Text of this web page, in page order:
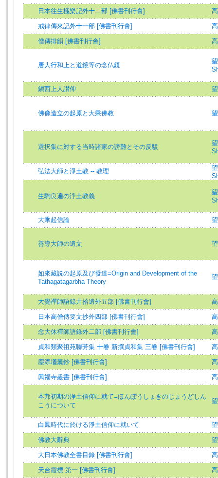
日本往生極樂記外十二部 [佛書刊行會]
戒律傳來記外十一部 [佛書刊行會]
僧傳排韻 [佛書刊行會]
唐大行和上と道鏡等の念仏鏡
鎭西上人讃仰
佛像造立の起原と大乘佛教
選択集に対する当時諸家の謗難とその反駁
弘法大師と淨土教 -- 教理
生駒良遍の浄土教義
大乘起信論
善導大師の遺文
如來藏説の起原及び發達=Origin and Development of the
Tathagatagarbha Theory
大覺禪師語錄井拾遺外五部 [佛書刊行會]
日本高僧傳要文抄外四部 [佛書刊行會]
念大休禪師語錄外二部 [佛書刊行會]
貞和類聚祖苑聯芳集 十卷 新撰貞和集 三卷 [佛書刊行會]
塵添壒囊鈔 [佛書刊行會]
興福寺叢書 [佛書刊行會]
本邦初期の浄土信仰に就て=ほんぽうしょきのじょうどしん
こうについて
白鳳時代に於ける淨土信仰に就いて
佛教大辭典
大日本佛教全書目錄 [佛書刊行會]
天台霞標 第一 [佛書刊行會]